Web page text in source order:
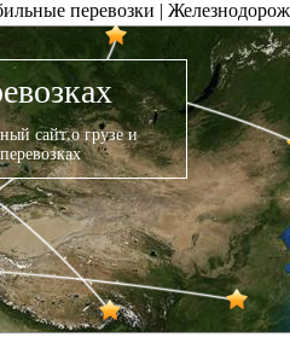
перевозки |
сайт о грузе и